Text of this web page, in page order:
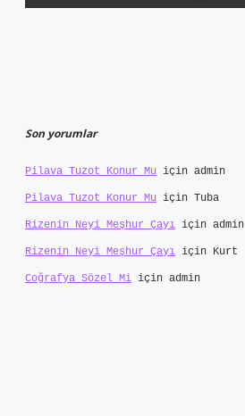
Son yorumlar
Pilava Tuzot Konur Mu için admin
Pilava Tuzot Konur Mu için Tuba
Rizenin Neyi Meşhur Çayı için admin
Rizenin Neyi Meşhur Çayı için Kurt
Coğrafya Sözel Mi için admin